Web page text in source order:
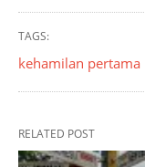
TAGS:
kehamilan pertama
RELATED POST